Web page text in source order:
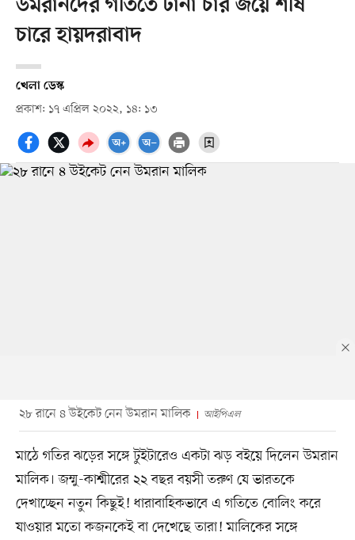
উমরানদের গতিতে টানা চার জয়ে শীর্ষ
চারে হায়দরাবাদ
খেলা ডেস্ক
প্রকাশ: ১৭ এপ্রিল ২০২২, ১৪: ১৩
২৮ রানে ৪ উইকেট নেন উমরান মালিক আইপিএল
মাঠে গতির ঝড়ের সঙ্গে টুইটারেও একটা ঝড় বইয়ে দিলেন উমরান
মালিক। জম্মু-কাশ্মীরের ২২ বছর বয়সী তরুণ যে ভারতকে
দেখাচ্ছেন নতুন কিছুই! ধারাবাহিকভাবে এ গতিতে বোলিং করে
যাওয়ার মতো কজনকেই বা দেখেছে তারা! মালিকের সঙ্গে